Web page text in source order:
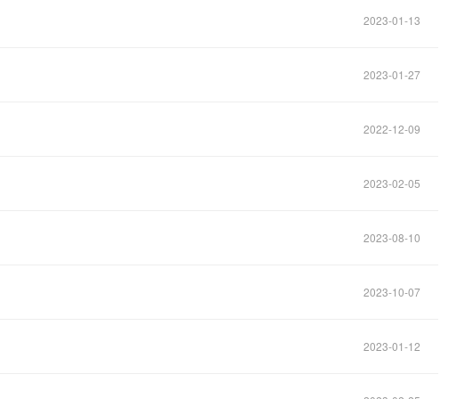
2023-01-13
2023-01-27
2022-12-09
2023-02-05
2023-08-10
2023-10-07
2023-01-12